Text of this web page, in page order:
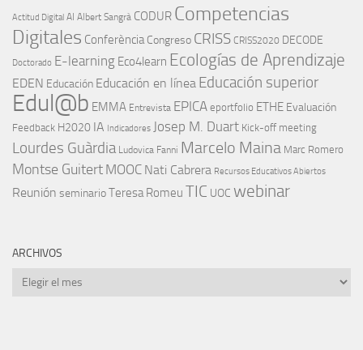
Actitud Digital AI Albert Sangrà CODUR Competencias
Digitales Conferència Congreso CRISS CRISS2020 DECODE
Doctorado E-learning Eco4learn Ecologías de Aprendizaje
EDEN Educación Educación en línea Educación superior
Edul@b EMMA Entrevista EPICA eportfolio ETHE Evaluación
Feedback H2020 IA Indicadores Josep M. Duart Kick-off meeting
Lourdes Guàrdia Ludovica Fanni Marcelo Maina Marc Romero
Montse Guitert MOOC Nati Cabrera Recursos Educativos Abiertos
Reunión seminarioTeresa Romeu TIC UOC webinar
ARCHIVOS
Archivos